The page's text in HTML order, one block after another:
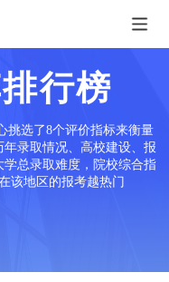
行榜
挑选了8个评价指标来衡量
录取情况、高校建设、报
总录取难度，院校综合指
该地区的报考越热门